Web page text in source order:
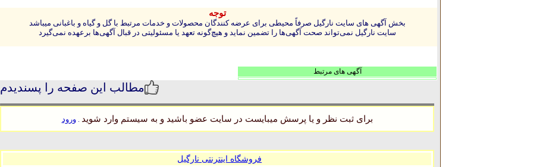
توجه
بخش آگهی های سایت نارگیل صرفاً محیطی برای عرضه کنندگان محصولات و خدمات مرتبط با گل و گیاه و باغبانی میباشد
سایت نارگیل نمی‌تواند صحت آگهی‌ها را تضمین نماید و هیچ‌گونه تعهد یا مسئولیتی در قبال آگهی‌ها برعهده نمی‌گیرد
آگهی های مرتبط
مطالب این صفحه را پسندیدم
برای ثبت نظر و یا پرسش میبایست در سایت عضو باشید و به سیستم وارد شوید .ورود
فروشگاه اینترنتی نارگیل